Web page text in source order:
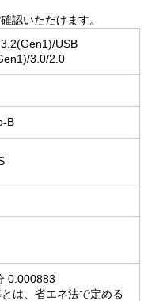
認いただけます。
USB
3.0/2.0
B
0.000883
は、省エネ法で定める